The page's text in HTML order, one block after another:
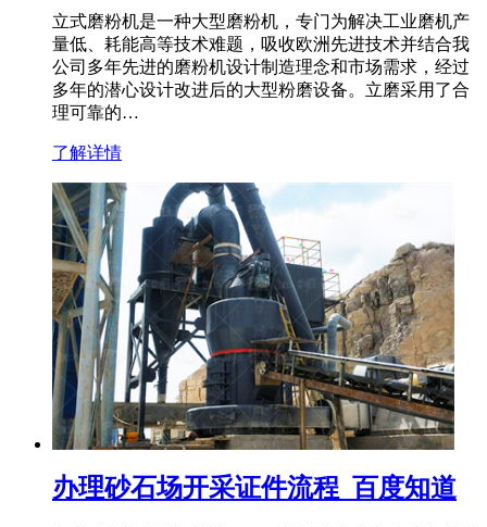
立式磨粉机是一种大型磨粉机，专门为解决工业磨机产
量低、耗能高等技术难题，吸收欧洲先进技术并结合我
公司多年先进的磨粉机设计制造理念和市场需求，经过
多年的潜心设计改进后的大型粉磨设备。立磨采用了合
理可靠的…
了解详情
办理砂石场开采证件流程_百度知道